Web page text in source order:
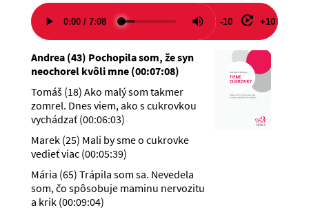
-10 +10
Andrea (43) Pochopila som, že syn
neochorel kvôli mne(00:07:08)
Tomáš (18) Ako malý som takmer
zomrel. Dnes viem, ako s cukrovkou
vychádzať(00:06:03)
Marek (25) Mali by sme o cukrovke
vedieť viac(00:05:39)
Mária (65) Trápila som sa. Nevedela
som, čo spôsobuje maminu nervozitu
a krik(00:09:04)